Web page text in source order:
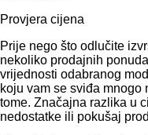
Provjera cijena
Prije nego što odlučite
nekoliko prodajnih
vrijednosti odabranog
koju vam se sviđa
tome. Značajna razlika u
nedostatke ili pokušaj